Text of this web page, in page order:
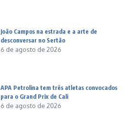
João Campos na estrada e a arte de
desconversar no Sertão
6 de agosto de 2026
APA Petrolina tem três atletas convocados
para o Grand Prix de Cali
6 de agosto de 2026